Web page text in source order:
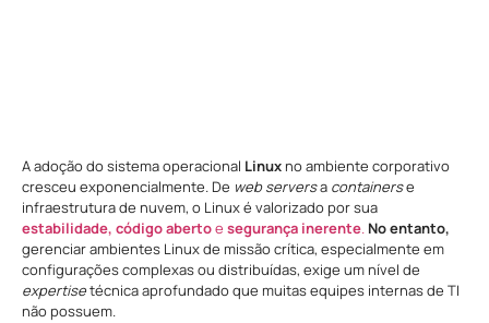
A adoção do sistema operacional Linux no ambiente corporativo
cresceu exponencialmente. De web serversa containerse
infraestrutura de nuvem, o Linux é valorizado por sua
estabilidade, código abertoe segurança inerente. No entanto,
gerenciar ambientes Linux de missão crítica, especialmente em
configurações complexas ou distribuídas, exige um nível de
expertisetécnica aprofundado que muitas equipes internas de TI
não possuem.